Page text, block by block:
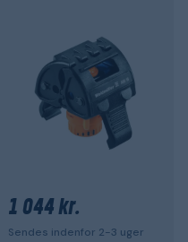
1 044 kr.
Sendes indenfor 2-3 uger